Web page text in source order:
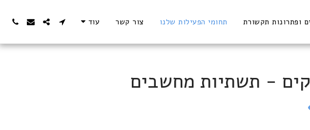
ופתרונות תקשורת תחומי הפעילות שלנו צור קשר עוד
- תשתיות מחשבים